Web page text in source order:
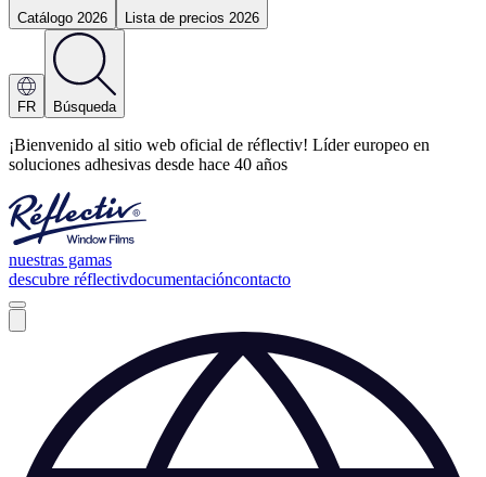
Catálogo 2026 Lista de precios 2026
FR Búsqueda
¡Bienvenido al sitio web oficial de réflectiv! Líder europeo en
soluciones adhesivas desde hace 40 años
nuestras gamas
descubre réflectivdocumentacióncontacto